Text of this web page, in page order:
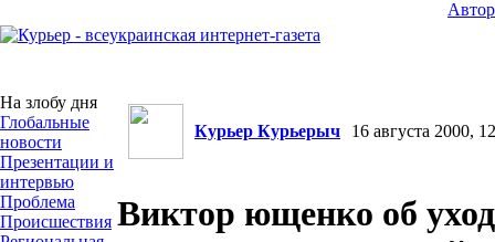
На злобу дня
Глобальные
новости
Презентации и
интервью
Проблема
Происшествия
Курьер Курьерыч 16 августа 2000,
Виктор ющенко об